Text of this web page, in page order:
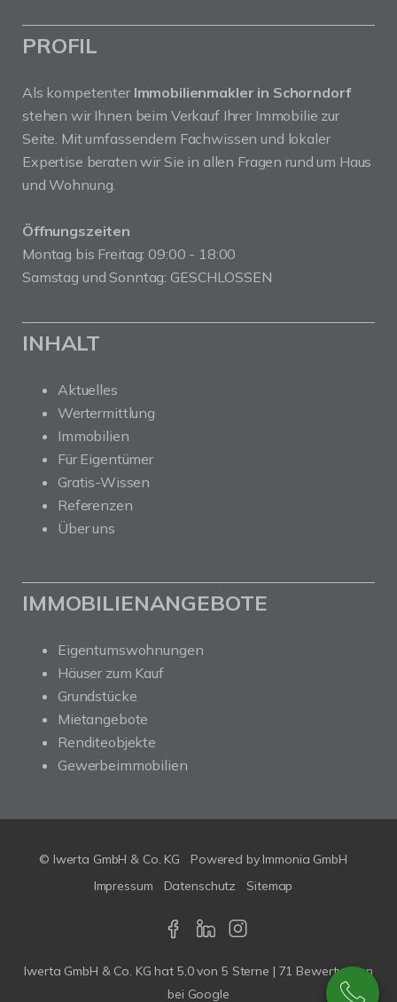
PROFIL
Als kompetenter Immobilienmakler in Schorndorf
stehen wir Ihnen beim Verkauf Ihrer Immobilie zur
Seite. Mit umfassendem Fachwissen und lokaler
Expertise beraten wir Sie in allen Fragen rund um Haus
und Wohnung.
Öffnungszeiten
Montag bis Freitag: 09:00 - 18:00
Samstag und Sonntag: GESCHLOSSEN
INHALT
Aktuelles
Wertermittlung
Immobilien
Für Eigentümer
Gratis-Wissen
Referenzen
Über uns
IMMOBILIENANGEBOTE
Eigentumswohnungen
Häuser zum Kauf
Grundstücke
Mietangebote
Renditeobjekte
Gewerbeimmobilien
© Iwerta GmbH & Co. KG Powered by Immonia GmbH
Impressum
Datenschutz Sitemap
Iwerta GmbH & Co. KG hat 5,0von 5 Sterne | 71 Bewertungen
bei Google